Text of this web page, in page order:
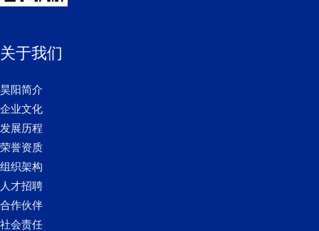
关于我们
昊阳简介
企业文化
发展历程
荣誉资质
组织架构
人才招聘
合作伙伴
社会责任